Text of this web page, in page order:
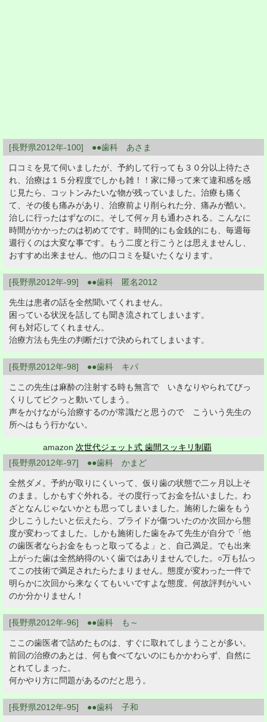
[長野県2012年-100] ●●歯科 あさま
口コミを見て伺いましたが、予約して行っても３０分以上待たさ
れ、治療は１５分程度でしかも雑！！家に帰って来て違和感を感
じ見たら、コットンみたいな物が残っていました。治療も痛く
て、その後も痛みがあり、治療前より削られた分、痛みが酷い。
治しに行ったはずなのに。そして何ヶ月も通わされる。こんなに
時間がかかったのは初めてです。時間的にも金銭的にも、毎週毎
週行くのは大変な事です。もう二度と行こうとは思えませんし、
おすすめ出来ません。他の口コミを疑いたくなります。
[長野県2012年-99] ●●歯科 匿名2012
先生は患者の話を全然聞いてくれません。
困っている状況を話しても聞き流されてしまいます。
何も対応してくれません。
治療方法も先生の判断だけで決められてしまいます。
[長野県2012年-98] ●●歯科 キパ
ここの先生は麻酔の注射する時も無言で いきなりやられてびっ
くりしてピクっと動いてしまう。
声をかけながら治療するのが常識だと思うので こういう先生の
所へはもう行かない。
amazon 次世代ジェット式 歯間スッキリ制覇
[長野県2012年-97] ●●歯科 かまど
全然ダメ。予約が取りにくいって、仮り歯の状態で二ヶ月以上そ
のまま。しかもすぐ外れる。その度行ってお金を払いました。わ
ざとなんじゃないかとも思ってしまいました。施術した歯をもう
少しこうしたいと伝えたら、プライドが傷ついたのか次回から態
度が変わってました。しかも施術した歯をみて先生が自分で「他
の歯医者ならお金をもっと取ってるよ」と、自己満足。でも出来
上がった歯は全然納得のいく歯ではありませんでした。○万も払っ
てこの技術で満足されたらたまりません。態度が変わった一件で
明らかに次回から来なくてもいいですよな態度。何故評判がいい
のか分かりません！
[長野県2012年-96] ●●歯科 も～
ここの歯医者で詰めたものは、すぐに取れてしまうことが多い。
前回の治療のあとは、何も食べてないのにもかかわらず、自然に
とれてしまった。
何かやり方に問題があるのだと思う。
[長野県2012年-95] ●●歯科 子和